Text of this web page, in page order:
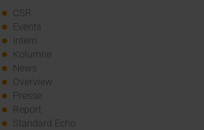
CSR
Events
Intern
Kolumne
News
Overview
Presse
Report
Standard Echo